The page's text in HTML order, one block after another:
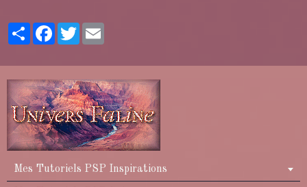
PartagerFacebook
Twitter
Mes Tutoriels PSP Inspirations